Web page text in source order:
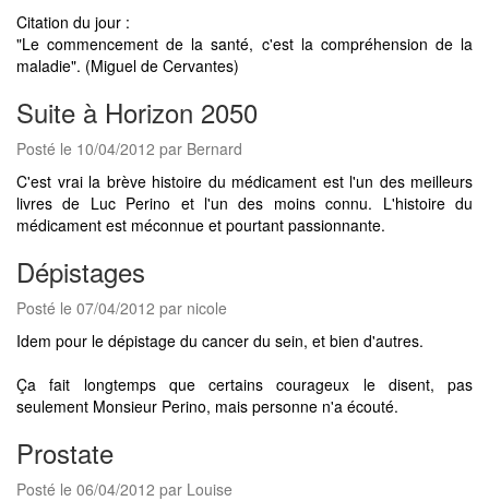
Citation du jour :
"Le commencement de la santé, c'est la compréhension de la
maladie". (Miguel de Cervantes)
Suite à Horizon 2050
Posté le 10/04/2012 par Bernard
C'est vrai la brève histoire du médicament est l'un des meilleurs
livres de Luc Perino et l'un des moins connu. L'histoire du
médicament est méconnue et pourtant passionnante.
Dépistages
Posté le 07/04/2012 par nicole
Idem pour le dépistage du cancer du sein, et bien d'autres.
Ça fait longtemps que certains courageux le disent, pas
seulement Monsieur Perino, mais personne n'a écouté.
Prostate
Posté le 06/04/2012 par Louise